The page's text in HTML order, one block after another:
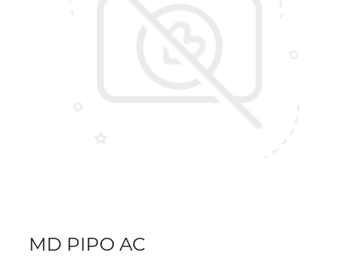
MD PIPO AC